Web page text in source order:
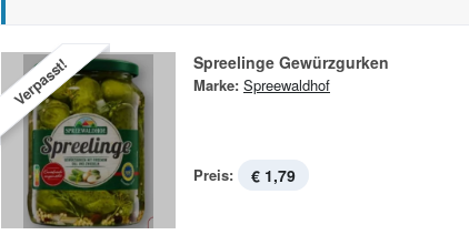
Verpasst! Spreelinge Gewürzgurken
Marke: Spreewaldhof
Preis: € 1,79